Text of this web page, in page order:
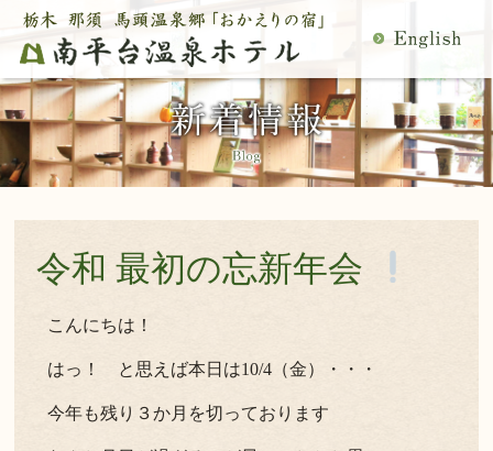
MENU
閉
じ
る
温泉
客室 館内施設
交通アクセス 観光案内
公式サイトからのご予約は5％OFF
宿泊プラン・ご予約
令和 最初の忘新年会
こんにちは！
はっ！ と思えば本日は10/4（金）・・・
今年も残り３か月を切っております
空室検索
ご予約内容確認・変更